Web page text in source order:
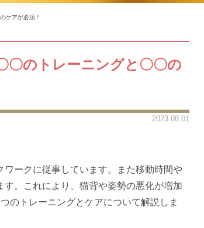
ケアが必須！
〇のトレーニングと〇〇の
2023.08.01
ークに従事しています。また移動時間や
。これにより、猫背や姿勢の悪化が増加
のトレーニングとケアについて解説しま